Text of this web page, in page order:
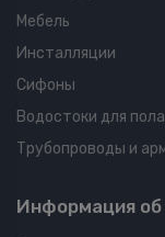
Мебель
Инсталляции
Сифоны
Водостоки для
Трубопроводы и
Информация об